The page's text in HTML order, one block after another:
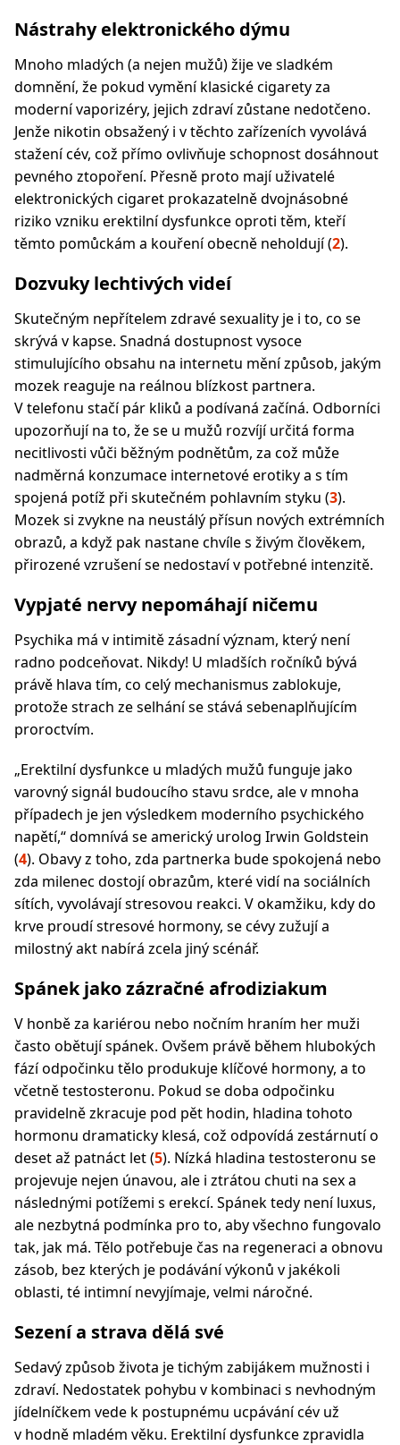
Nástrahy elektronického dýmu
Mnoho mladých (a nejen mužů) žije ve sladkém
domnění, že pokud vymění klasické cigarety za
moderní vaporizéry, jejich zdraví zůstane nedotčeno.
Jenže nikotin obsažený i v těchto zařízeních vyvolává
stažení cév, což přímo ovlivňuje schopnost dosáhnout
pevného ztopoření. Přesně proto mají uživatelé
elektronických cigaret prokazatelně dvojnásobné
riziko vzniku erektilní dysfunkce oproti těm, kteří
těmto pomůckám a kouření obecně neholdují (2).
Dozvuky lechtivých videí
Skutečným nepřítelem zdravé sexuality je i to, co se
skrývá v kapse. Snadná dostupnost vysoce
stimulujícího obsahu na internetu mění způsob, jakým
mozek reaguje na reálnou blízkost partnera.
V telefonu stačí pár kliků a podívaná začíná. Odborníci
upozorňují na to, že se u mužů rozvíjí určitá forma
necitlivosti vůči běžným podnětům, za což může
nadměrná konzumace internetové erotiky a s tím
spojená potíž při skutečném pohlavním styku (3).
Mozek si zvykne na neustálý přísun nových extrémních
obrazů, a když pak nastane chvíle s živým člověkem,
přirozené vzrušení se nedostaví v potřebné intenzitě.
Vypjaté nervy nepomáhají ničemu
Psychika má v intimitě zásadní význam, který není
radno podceňovat. Nikdy! U mladších ročníků bývá
právě hlava tím, co celý mechanismus zablokuje,
protože strach ze selhání se stává sebenaplňujícím
proroctvím.
„Erektilní dysfunkce u mladých mužů funguje jako
varovný signál budoucího stavu srdce, ale v mnoha
případech je jen výsledkem moderního psychického
napětí,“ domnívá se americký urolog Irwin Goldstein
(4). Obavy z toho, zda partnerka bude spokojená nebo
zda milenec dostojí obrazům, které vidí na sociálních
sítích, vyvolávají stresovou reakci. V okamžiku, kdy do
krve proudí stresové hormony, se cévy zužují a
milostný akt nabírá zcela jiný scénář.
Spánek jako zázračné afrodiziakum
V honbě za kariérou nebo nočním hraním her muži
často obětují spánek. Ovšem právě během hlubokých
fází odpočinku tělo produkuje klíčové hormony, a to
včetně testosteronu. Pokud se doba odpočinku
pravidelně zkracuje pod pět hodin, hladina tohoto
hormonu dramaticky klesá, což odpovídá zestárnutí o
deset až patnáct let (5). Nízká hladina testosteronu se
projevuje nejen únavou, ale i ztrátou chuti na sex a
následnými potížemi s erekcí. Spánek tedy není luxus,
ale nezbytná podmínka pro to, aby všechno fungovalo
tak, jak má. Tělo potřebuje čas na regeneraci a obnovu
zásob, bez kterých je podávání výkonů v jakékoli
oblasti, té intimní nevyjímaje, velmi náročné.
Sezení a strava dělá své
Sedavý způsob života je tichým zabijákem mužnosti i
zdraví. Nedostatek pohybu v kombinaci s nevhodným
jídelníčkem vede k postupnému ucpávání cév už
v hodně mladém věku. Erektilní dysfunkce zpravidla